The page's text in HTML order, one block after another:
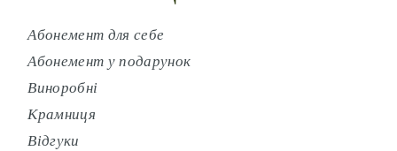
Абонемент для себе
Абонемент у подарунок
Виноробні
Крамниця
Відгуки